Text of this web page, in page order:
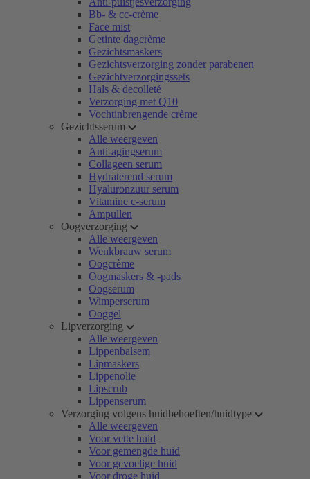
Bb- & cc-crème
Face mist
Getinte dagcrème
Gezichtsmaskers
Gezichtsverzorging zonder parabenen
Gezichtverzorgingssets
Hals & decolleté
Verzorging met Q10
Vochtinbrengende crème
Gezichtsserum
Alle weergeven
Anti-agingserum
Collageen serum
Hydraterend serum
Hyaluronzuur serum
Vitamine c-serum
Ampullen
Oogverzorging
Alle weergeven
Wenkbrauw serum
Oogcrème
Oogmaskers & -pads
Oogserum
Wimperserum
Ooggel
Lipverzorging
Alle weergeven
Lippenbalsem
Lipmaskers
Lippenolie
Lipscrub
Lippenserum
Verzorging volgens huidbehoeften/huidtype
Alle weergeven
Voor vette huid
Voor gemengde huid
Voor gevoelige huid
Voor droge huid